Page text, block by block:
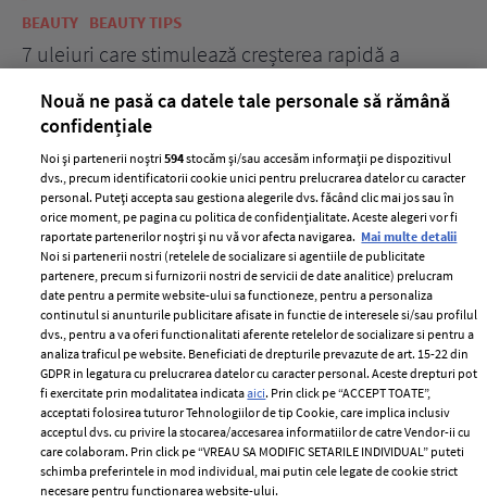
BEAUTY BEAUTY TIPS
7 uleiuri care stimulează creșterea rapidă a
ELLE Style Awards
2024
Despre ELLE
Romania
Contact
Abonamente
Termeni si conditii
Politica de
confidențialitate
Politica de cookies
Publicitate
Nouă ne pasă ca datele tale personale să rămână
confidențiale
Noi și partenerii noștri594stocăm și/sau accesăm informații pe dispozitivul
dvs., precum identificatorii cookie unici pentru prelucrarea datelor cu caracter
personal. Puteți accepta sau gestiona alegerile dvs. făcând clic mai jos sau în
orice moment, pe pagina cu politica de confidențialitate. Aceste alegeri vor fi
raportate partenerilor noștri și nu vă vor afecta navigarea. Mai multe detalii
Noi si partenerii nostri (retelele de socializare si agentiile de publicitate
partenere, precum si furnizorii nostri de servicii de date analitice) prelucram
date pentru a permite website-ului sa functioneze, pentru a personaliza
continutul si anunturile publicitare afisate in functie de interesele si/sau profilul
dvs., pentru a va oferi functionalitati aferente retelelor de socializare si pentru a
analiza traficul pe website. Beneficiati de drepturile prevazute de art. 15-22 din
GDPR in legatura cu prelucrarea datelor cu caracter personal. Aceste drepturi pot
fi exercitate prin modalitatea indicataaici. Prin click pe “ACCEPT TOATE”,
acceptati folosirea tuturor Tehnologiilor de tip Cookie, care implica inclusiv
acceptul dvs. cu privire la stocarea/accesarea informatiilor de catre Vendor-ii cu
care colaboram. Prin click pe “VREAU SA MODIFIC SETARILE INDIVIDUAL” puteti
schimba preferintele in mod individual, mai putin cele legate de cookie strict
necesare pentru functionarea website-ului.